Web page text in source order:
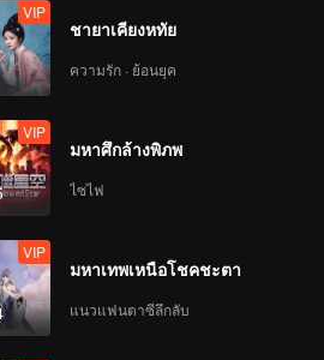
VIP
ชายาเคียงหทัย
ความรัก · ย้อนยุค
VIP
มหาศึกล้างพิภพ
ไซไฟ
VIP
มหาเทพเหนือโชคชะตา
แนวแฟนตาซีลึกลับ